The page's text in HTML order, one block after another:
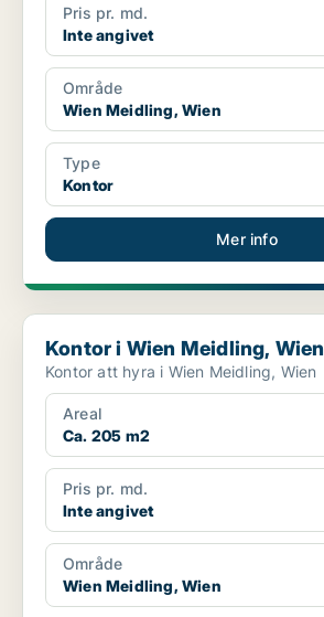
Pris pr. md.
Inte angivet
Område
Wien Meidling, Wien
Type
Kontor
Mer info
Kontor i Wien Meidling, Wien
Kontor i Wien Meidling, Wien
Kontor att hyra i Wien Meidling, Wien
Areal
Ca. 205 m2
Pris pr. md.
Inte angivet
Område
Wien Meidling, Wien